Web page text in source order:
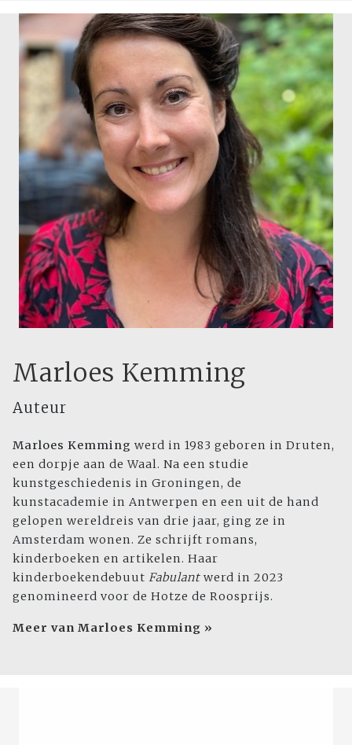
Marloes Kemming
Auteur
Marloes Kemming werd in 1983 geboren in Druten,
een dorpje aan de Waal. Na een studie
kunstgeschiedenis in Groningen, de
kunstacademie in Antwerpen en een uit de hand
gelopen wereldreis van drie jaar, ging ze in
Amsterdam wonen. Ze schrijft romans,
kinderboeken en artikelen. Haar
kinderboekendebuut Fabulant werd in 2023
genomineerd voor de Hotze de Roosprijs.
Meer van Marloes Kemming »